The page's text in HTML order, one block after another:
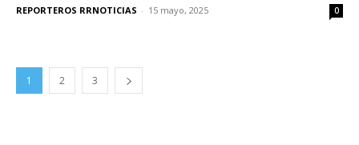
REPORTEROS RRNOTICIAS - 15 mayo, 2025 0
1 2 3